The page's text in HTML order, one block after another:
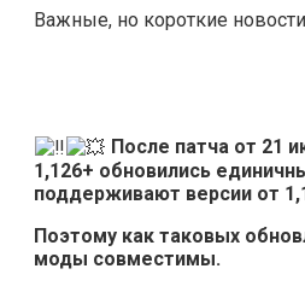
Важные, но короткие новости
После патча от 21
1,126+ обновились
поддерживают версии от
Поэтому как таковых
моды совместимы.